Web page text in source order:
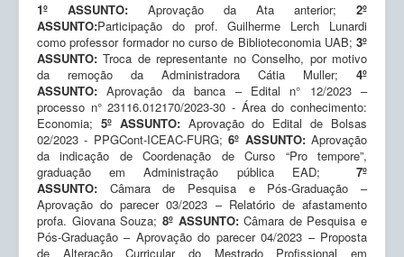
1º ASSUNTO: Aprovação da Ata anterior; 2º
ASSUNTO:Participação do prof. Guilherme Lerch Lunardi
como professor formador no curso de Biblioteconomia UAB; 3º
ASSUNTO:Troca de representante no Conselho, por motivo
da remoção da Administradora Cátia Muller; 4º
ASSUNTO:Aprovação da banca – Edital n° 12/2023 –
processo n° 23116.012170/2023-30 - Área do conhecimento:
Economia; 5º ASSUNTO: Aprovação do Edital de Bolsas
02/2023 - PPGCont-ICEAC-FURG;6º ASSUNTO:Aprovação
da indicação de Coordenação de Curso “Pro tempore”,
graduação em Administração pública EAD; 7º
ASSUNTO: Câmara de Pesquisa e Pós-Graduação –
Aprovação do parecer 03/2023 – Relatório de afastamento
profa. Giovana Souza; 8º ASSUNTO:Câmara de Pesquisa e
Pós-Graduação – Aprovação do parecer 04/2023 – Proposta
de Alteração Curricular do Mestrado Profissional em